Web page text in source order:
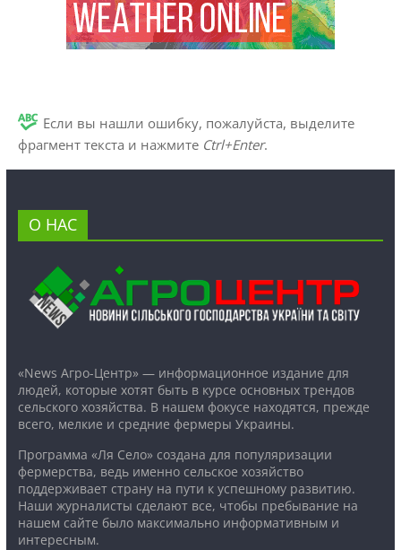
Если вы нашли ошибку, пожалуйста, выделите
фрагмент текста и нажмите Ctrl+Enter.
О НАС
«News Агро-Центр» — информационное издание для
людей, которые хотят быть в курсе основных трендов
сельского хозяйства. В нашем фокусе находятся, прежде
всего, мелкие и средние фермеры Украины.
Программа «Ля Село» создана для популяризации
фермерства, ведь именно сельское хозяйство
поддерживает страну на пути к успешному развитию.
Наши журналисты сделают все, чтобы пребывание на
нашем сайте было максимально информативным и
интересным.